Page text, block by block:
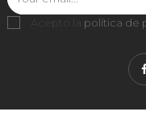
Acepto la política de